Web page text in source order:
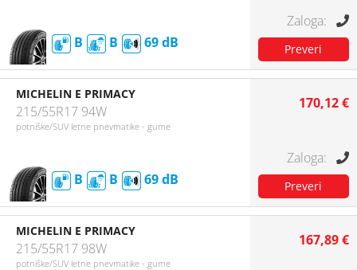
B B 69
MICHELIN E PRIMACY
215/55R17 94W
potniške/SUV letne pnevmatike - gume
B B 69
170,12 €
MICHELIN E PRIMACY
215/55R17 98W
potniške/SUV letne pnevmatike - gume
167,89 €